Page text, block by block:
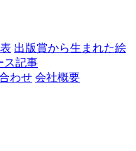
出版賞から生まれた絵
ス記事
わせ 会社概要